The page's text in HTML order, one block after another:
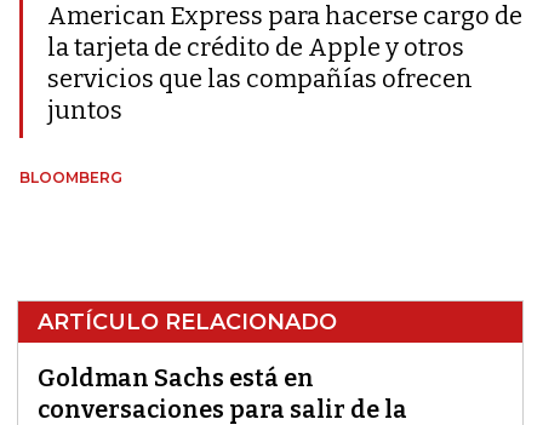
American Express para hacerse cargo de
la tarjeta de crédito de Apple y otros
servicios que las compañías ofrecen
juntos
BLOOMBERG
ARTÍCULO RELACIONADO
Goldman Sachs está en
conversaciones para salir de la